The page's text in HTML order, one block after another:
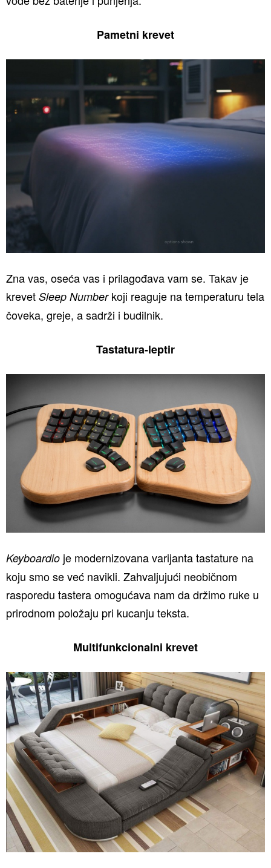
Pametni krevet
Zna vas, oseća vas i prilagođava vam se. Takav je
krevet Sleep Number koji reaguje na temperaturu tela
čoveka, greje, a sadrži i budilnik.
Tastatura-leptir
Keyboardio je modernizovana varijanta tastature na
koju smo se već navikli. Zahvaljujući neobičnom
rasporedu tastera omogućava nam da držimo ruke u
prirodnom položaju pri kucanju teksta.
Multifunkcionalni krevet